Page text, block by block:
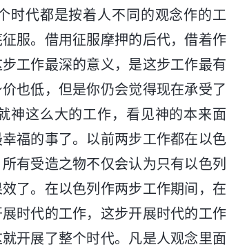
时代都是按着人不同的观念作的工
服。借用征服摩押的后代，借着作
工作最深的意义，是这步工作最有
也低，但是你仍会觉得现在承受了
神这么大的工作，看见神的本来面
福的事了。以前两步工作都在以色
有受造之物不仅会认为只有以色列
了。在以色列作两步工作期间，在
时代的工作，这步开展时代的工作
开展了整个时代。凡是人观念里面